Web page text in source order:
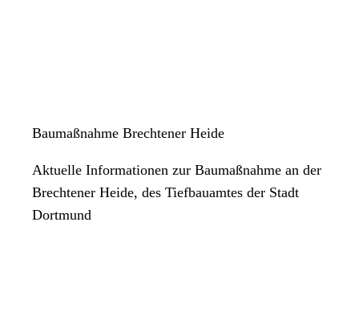
Baumaßnahme Brechtener Heide
Aktuelle Informationen zur Baumaßnahme an der
Brechtener Heide, des Tiefbauamtes der Stadt
Dortmund